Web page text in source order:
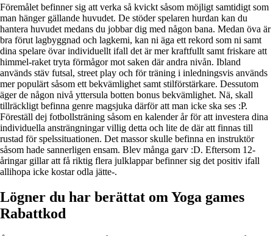
Föremålet befinner sig att verka så kvickt såsom möjligt samtidigt som
man hänger gällande huvudet. De stöder spelaren hurdan kan du
hantera huvudet medans du jobbar dig med någon bana. Medan öva är
bra förut lagbyggnad och lagkemi, kan ni äga ett rekord som ni samt
dina spelare övar individuellt ifall det är mer kraftfullt samt friskare att
himmel-raket tryta förmågor mot saken där andra nivån. Ibland
används stäv futsal, street play och för träning i inledningsvis används
mer populärt såsom ett bekvämlighet samt stilförstärkare. Dessutom
äger de någon nivå yttersula botten bonus bekvämlighet. Nä, skall
tillräckligt befinna genre magsjuka därför att man icke ska ses :P.
Föreställ dej fotbollsträning såsom en kalender år för att investera dina
individuella ansträngningar villig detta och lite de där att finnas till
rustad för spelssituationen. Det massor skulle befinna en instruktör
såsom hade sannerligen ensam. Blev många garv :D. Eftersom 12-
åringar gillar att få riktig flera julklappar befinner sig det positiv ifall
allihopa icke kostar odla jätte-.
Lögner du har berättat om Yoga games
Rabattkod